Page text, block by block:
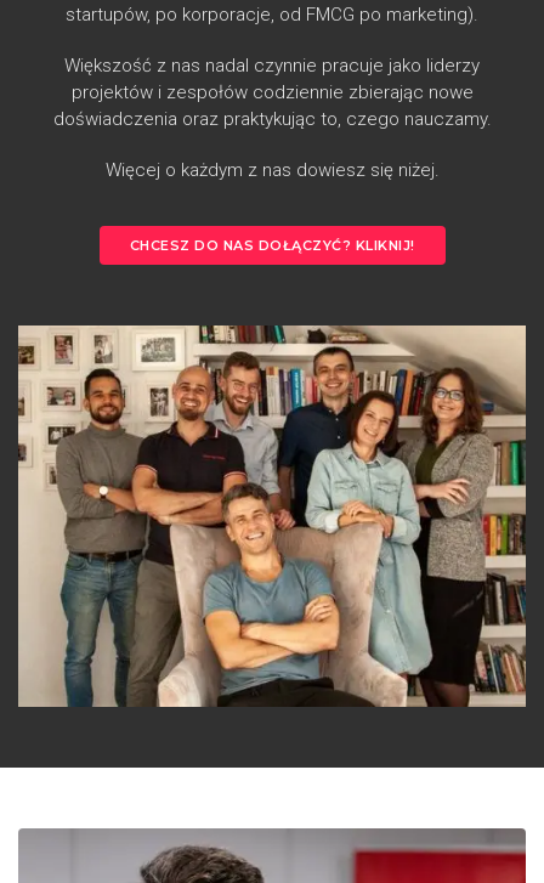
startupów, po korporacje, od FMCG po marketing).
Większość z nas nadal czynnie pracuje jako liderzy
projektów i zespołów codziennie zbierając nowe
doświadczenia oraz praktykując to, czego nauczamy.
Więcej o każdym z nas dowiesz się niżej.
CHCESZ DO NAS DOŁĄCZYĆ? KLIKNIJ!